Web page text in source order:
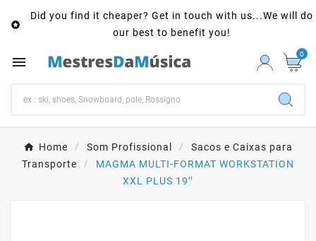

Did you find it cheaper? Get in touch with us...We will do
our best to benefit you!
 0
Home Som Profissional
Sacos e Caixas para
Transporte
MAGMA MULTI-FORMAT WORKSTATION
XXL PLUS 19’’